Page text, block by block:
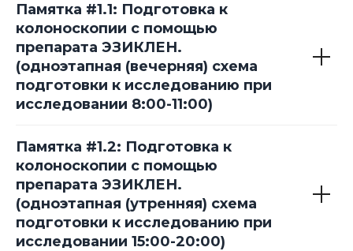
Памятка #1.1: Подготовка к
колоноскопии с помощью
препарата ЭЗИКЛЕН.
(одноэтапная (вечерняя) схема
подготовки к исследованию при
исследовании 8:00-11:00)
Памятка #1.2: Подготовка к
колоноскопии с помощью
препарата ЭЗИКЛЕН.
(одноэтапная (утренняя) схема
подготовки к исследованию при
исследовании 15:00-20:00)